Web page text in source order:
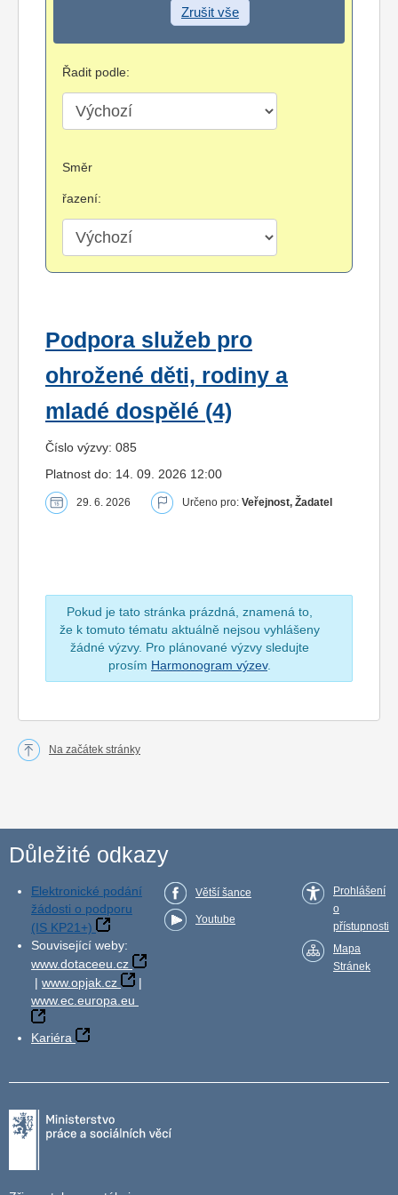
Zrušit vše
Řadit podle:
Směr
řazení:
Podpora služeb pro
ohrožené děti, rodiny a
mladé dospělé (4)
Číslo výzvy: 085
Platnost do: 14. 09. 2026 12:00
29. 6. 2026 Určeno pro: Veřejnost, Žadatel
Pokud je tato stránka prázdná, znamená to,
že k tomuto tématu aktuálně nejsou vyhlášeny
žádné výzvy. Pro plánované výzvy sledujte
prosím Harmonogram výzev.
Na začátek stránky
Důležité odkazy
Elektronické podání
žádosti o podporu
(IS KP21+)
Související weby:
www.dotaceeu.cz
| www.opjak.cz
|
www.ec.europa.eu
Kariéra
Větší šance
Youtube
Prohlášení
o
přístupnosti
Mapa
Stránek